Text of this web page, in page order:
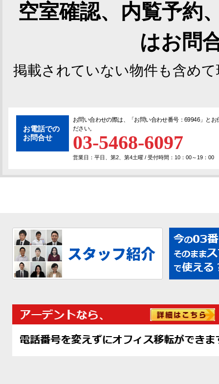
空室確認、内覧予約
はお問
掲載されていない物件も含め
お電話での
お問合せ
お問い合わせの際は、「 お問い合わせ番号：69946 」とお
ださい。
03-5468-6097
営業日：平日、第2、第4土曜 / 受付時間：10：00～19：00